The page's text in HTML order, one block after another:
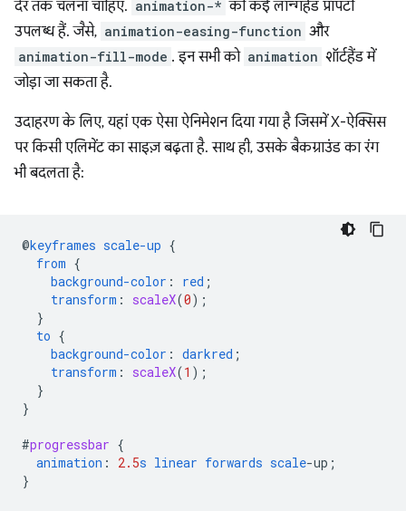
देर तक चलना चाहिए. animation-* की कई लॉन्गहैंड प्रॉपर्टी
उपलब्ध हैं. जैसे, animation-easing-function और
animation-fill-mode . इन सभी को animation शॉर्टहैंड में
जोड़ा जा सकता है.
उदाहरण के लिए, यहां एक ऐसा ऐनिमेशन दिया गया है जिसमें X-ऐक्सिस
पर किसी एलिमेंट का साइज़ बढ़ता है. साथ ही, उसके बैकग्राउंड का रंग
भी बदलता है:
@keyframes scale-up {
from {
background-color : red ;
transform : scaleX(0);
}
to {
background-color : darkred ;
transform : scaleX(1 );
}
}
#progressbar {
animation : 2.5s linear forwards scale-up ;
}